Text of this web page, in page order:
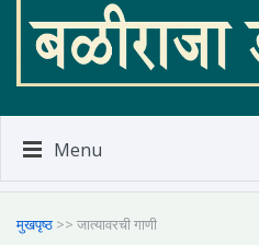
Menu
मुखपृष्ठ >> जात्यावरची गाणी